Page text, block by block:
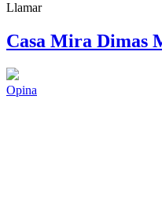
Llamar
Casa Mira Dimas
Opina